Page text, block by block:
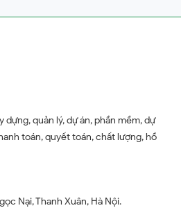
dựng, quản lý, dự án, phần mềm, dự
toán, quyết toán, chất lượng, hồ
Nại, Thanh Xuân, Hà Nội.